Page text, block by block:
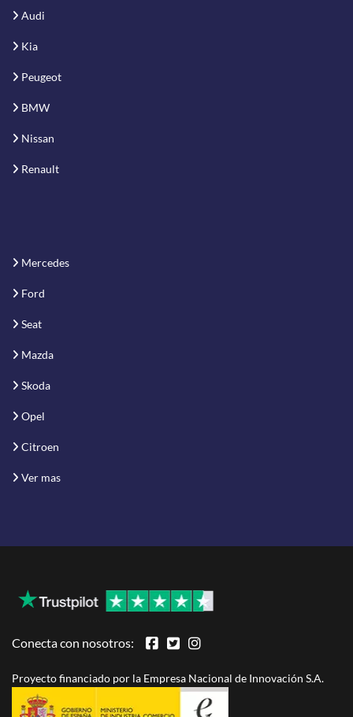
Audi
Kia
Peugeot
BMW
Nissan
Renault
Mercedes
Ford
Seat
Mazda
Skoda
Opel
Citroen
Ver mas
Conecta con nosotros:
Proyecto financiado por la Empresa Nacional de Innovación S.A.